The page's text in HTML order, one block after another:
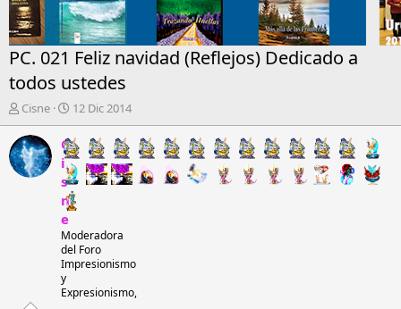
PC. 021 Feliz navidad (Reflejos) Dedicado a
todos ustedes
A
u
t
o
r
Cisne
F
e
c
h
a
d
e
n
i
c
o
12 Dic 2014
C
i
s
n
e
Moderadora
del Foro
Impresionismo
y
Expresionismo,